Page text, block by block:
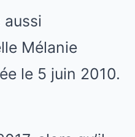
Mélanie
le 5 juin 2010.